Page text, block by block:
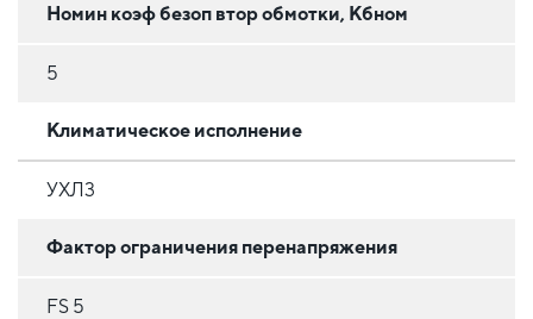
Номин коэф безоп втор обмотки, Кбном
5
Климатическое исполнение
УХЛ3
Фактор ограничения перенапряжения
FS 5